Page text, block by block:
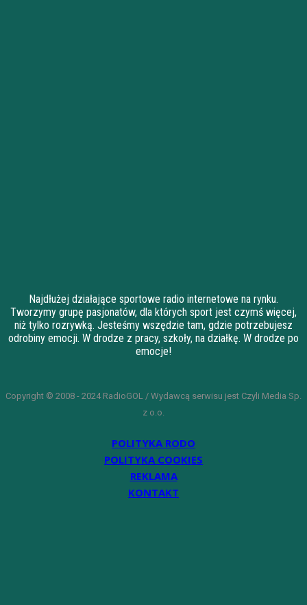
Najdłużej działające sportowe radio internetowe na rynku.
Tworzymy grupę pasjonatów, dla których sport jest czymś więcej,
niż tylko rozrywką. Jesteśmy wszędzie tam, gdzie potrzebujesz
odrobiny emocji. W drodze z pracy, szkoły, na działkę. W drodze po
emocje!
Copyright © 2008 - 2024 RadioGOL / Wydawcą serwisu jest Czyli Media Sp.
z o.o.
POLITYKA RODO
POLITYKA COOKIES
REKLAMA
KONTAKT